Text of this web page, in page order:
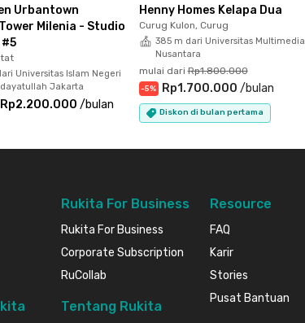
lengkap. Unitnya
set dengan alat
parkir lapang untuk
Urbantown
Milenia - Studio
#5
Universitas Islam Negeri
Jakarta
Rp2.200.000 /bulan
Henny Homes Kelapa Dua
Curug Kulon, Curug
385 m dari Universitas Multimedia
Nusantara
mulai dari Rp1.800.000
-5% Rp1.700.000 /bulan
Diskon di bulan pertama
Rukita For Business
Rukita For Business
Corporate Subscription
RuCollab
Tentang Rukita
Resource
FAQ
Karir
Stories
Pusat Bantuan